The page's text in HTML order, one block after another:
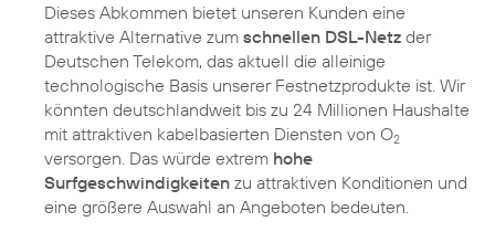
Dieses Abkommen bietet unseren Kunden eine
attraktive Alternative zum schnellen DSL-Netz der
Deutschen Telekom, das aktuell die alleinige
technologische Basis unserer Festnetzprodukte ist. Wir
könnten deutschlandweit bis zu 24 Millionen Haushalte
mit attraktiven kabelbasierten Diensten von O2
versorgen. Das würde extrem hohe
Surfgeschwindigkeiten zu attraktiven Konditionen und
eine größere Auswahl an Angeboten bedeuten.